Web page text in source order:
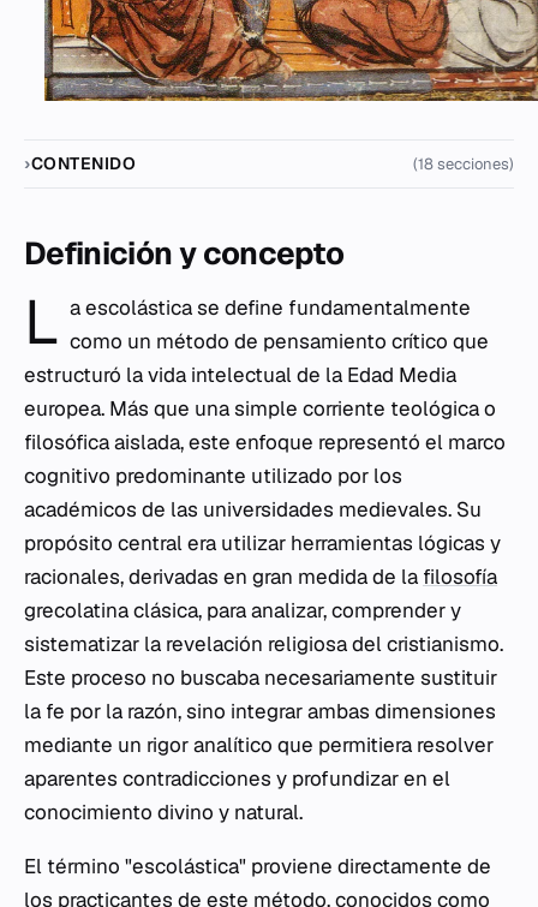
CONTENIDO (18 secciones)
Definición y concepto
L a escolástica se define fundamentalmente
como un método de pensamiento crítico que
estructuró la vida intelectual de la Edad Media
europea. Más que una simple corriente teológica o
filosófica aislada, este enfoque representó el marco
cognitivo predominante utilizado por los
académicos de las universidades medievales. Su
propósito central era utilizar herramientas lógicas y
racionales, derivadas en gran medida de la filosofía
grecolatina clásica, para analizar, comprender y
sistematizar la revelación religiosa del cristianismo.
Este proceso no buscaba necesariamente sustituir
la fe por la razón, sino integrar ambas dimensiones
mediante un rigor analítico que permitiera resolver
aparentes contradicciones y profundizar en el
conocimiento divino y natural.
El término "escolástica" proviene directamente de
los practicantes de este método, conocidos como